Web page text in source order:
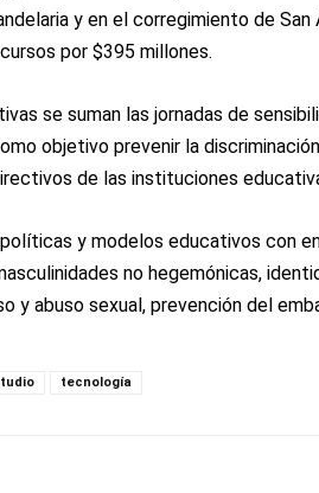
y en el corregimiento de
por $395 millones.
se suman las jornadas de
objetivo prevenir la
de las instituciones
y modelos educativos con
no hegemónicas,
y abuso sexual, prevención del
tecnología